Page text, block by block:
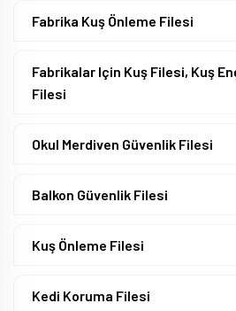
Fabrika Kuş Önleme Filesi
Fabrikalar Için Kuş Filesi, Kuş
Filesi
Okul Merdiven Güvenlik Filesi
Balkon Güvenlik Filesi
Kuş Önleme Filesi
Kedi Koruma Filesi